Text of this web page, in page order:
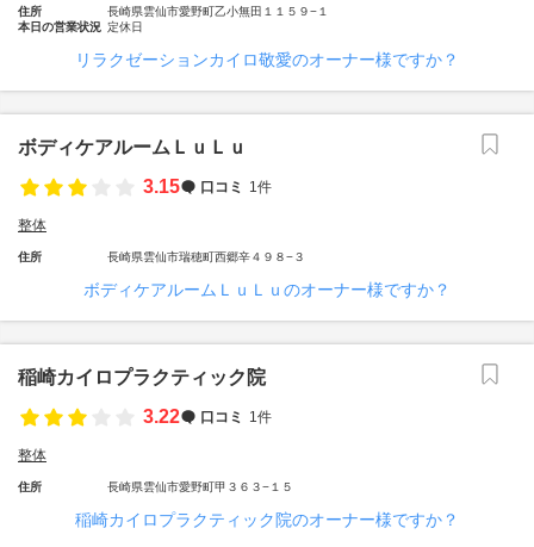
住所
長崎県雲仙市愛野町乙小無田１１５９−１
本日の営業状況 定休日
リラクゼーションカイロ敬愛のオーナー様ですか？
ボディケアルームＬｕＬｕ
3.15
口コミ 1件
整体
住所 長崎県雲仙市瑞穂町西郷辛４９８−３
ボディケアルームＬｕＬｕのオーナー様ですか？
稲崎カイロプラクティック院
3.22
口コミ 1件
整体
住所 長崎県雲仙市愛野町甲３６３−１５
稲崎カイロプラクティック院のオーナー様ですか？